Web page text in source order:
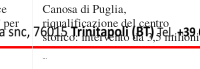
Canosa di Puglia,
riqualificazione del centro
storico: intervento da 3,5 milioni
...